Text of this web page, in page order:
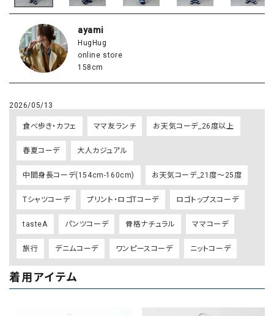
ayami
HugHug
online store
158cm
2026/05/13
食べ歩き・カフェ ママ友ランチ お天気コーデ_26度以上
春夏コーデ 大人カジュアル
中間身長コーデ(154cm-160cm) お天気コーデ_21度～25度
Tシャツコーデ プリント・ロゴTコーデ ロゴトップスコーデ
tasteA パンツコーデ 骨格ナチュラル ママコーデ
旅行 デニムコーデ ワンピースコーデ ニットコーデ
着用アイテム